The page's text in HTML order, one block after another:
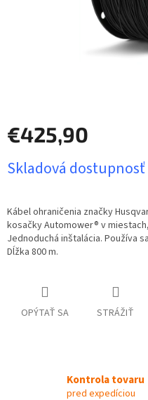
€425,90
cena:
Skladová dostupnosť
Kábel ohraničenia značky
kosačky Automower® v
Jednoduchá inštalácia. Používa
Dĺžka 800 m.
OPÝTAŤ SA STRÁŽIŤ
Kontrola tovaru
pred expedíciou